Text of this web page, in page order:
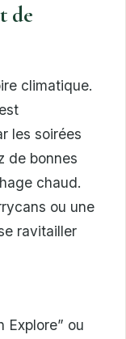
de
climatique.
les soirées
de bonnes
chaud.
ou une
ravitailler
Explore” ou